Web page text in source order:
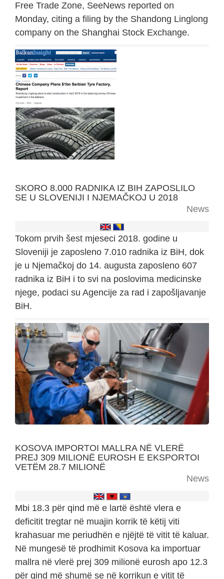
Free Trade Zone, SeeNews reported on
Monday, citing a filing by the Shandong Linglong
company on the Shanghai Stock Exchange.
SKORO 8.000 RADNIKA IZ BIH ZAPOSLILO
SE U SLOVENIJI I NJEMAČKOJ U 2018
News
Tokom prvih šest mjeseci 2018. godine u
Sloveniji je zaposleno 7.010 radnika iz BiH, dok
je u Njemačkoj do 14. augusta zaposleno 607
radnika iz BiH i to svi na poslovima medicinske
njege, podaci su Agencije za rad i zapošljavanje
BiH.
KOSOVA IMPORTOI MALLRA NË VLERË
PREJ 309 MILIONË EUROSH E EKSPORTOI
VETËM 28.7 MILIONË
News
Mbi 18.3 për qind më e lartë është vlera e
deficitit tregtar në muajin korrik të këtij viti
krahasuar me periudhën e njëjtë të vitit të kaluar.
Në mungesë të prodhimit Kosova ka importuar
mallra në vlerë prej 309 milionë eurosh apo 12.3
për qind më shumë se në korrikun e vitit të